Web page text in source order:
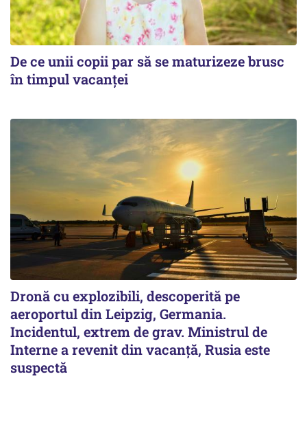
De ce unii copii par să se maturizeze brusc
în timpul vacanței
Dronă cu explozibili, descoperită pe
aeroportul din Leipzig, Germania.
Incidentul, extrem de grav. Ministrul de
Interne a revenit din vacanță, Rusia este
suspectă